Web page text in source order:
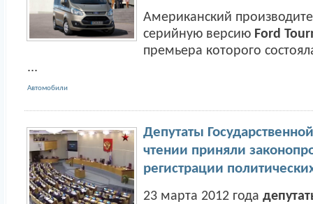
Американский
серийную версию Ford
премьера которого
...
Автомобили
Депутаты
чтении приняли
регистрации
23 марта 2012 года